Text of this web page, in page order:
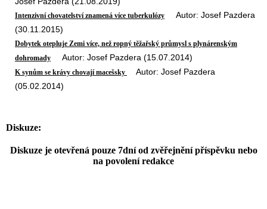
Intenzivní chovatelství znamená více tuberkulózy Autor: Josef Pazdera
(30.11.2015)
Dobytek otepluje Zemi více, než ropný těžařský průmysl s plynárenským
dohromady Autor: Josef Pazdera (15.07.2014)
K synům se krávy chovají macešsky
Autor: Josef Pazdera
(05.02.2014)
Diskuze:
Diskuze je otevřená pouze 7dní od zvěřejnění příspěvku nebo
na povolení redakce